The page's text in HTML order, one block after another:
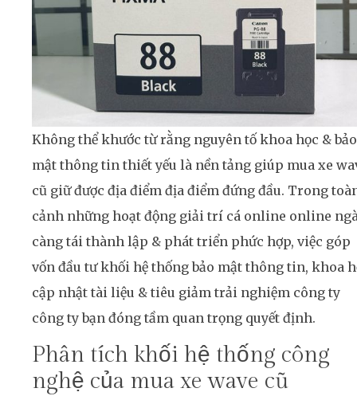
Không thể khước từ rằng nguyên tố khoa học & bảo
mật thông tin thiết yếu là nền tảng giúp mua xe
cũ giữ được địa điểm địa điểm đứng đầu. Trong
cảnh những hoạt động giải trí cá online online
càng tái thành lập & phát triển phức hợp, việc góp
vốn đầu tư khối hệ thống bảo mật thông tin, khoa
cập nhật tài liệu & tiêu giảm trải nghiệm công ty
công ty bạn đóng tầm quan trọng quyết định.
Phân tích khối hệ thống công
nghệ của mua xe wave cũ